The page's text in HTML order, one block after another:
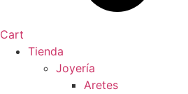
Cart
Tienda
Joyería
Aretes